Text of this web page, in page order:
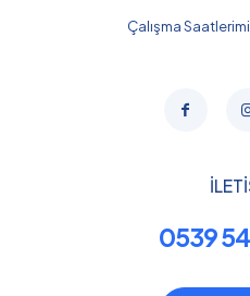
Çalışma
0539